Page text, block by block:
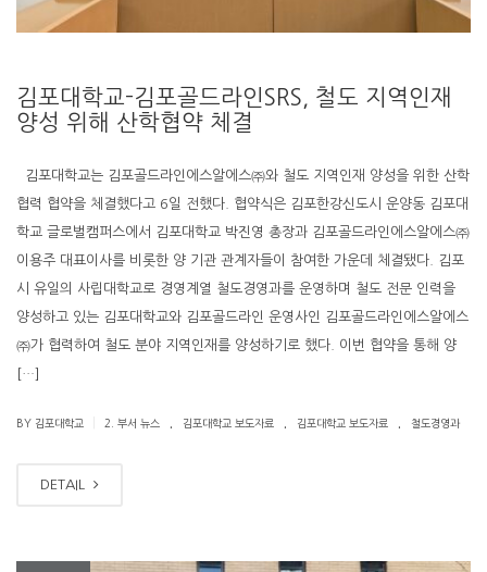
김포대학교-김포골드라인SRS, 철도 지역인재
양성 위해 산학협약 체결
김포대학교는 김포골드라인에스알에스㈜와 철도 지역인재 양성을 위한 산학
협력 협약을 체결했다고 6일 전했다. 협약식은 김포한강신도시 운양동 김포대
학교 글로벌캠퍼스에서 김포대학교 박진영 총장과 김포골드라인에스알에스㈜
이용주 대표이사를 비롯한 양 기관 관계자들이 참여한 가운데 체결됐다. 김포
시 유일의 사립대학교로 경영계열 철도경영과를 운영하며 철도 전문 인력을
양성하고 있는 김포대학교와 김포골드라인 운영사인 김포골드라인에스알에스
㈜가 협력하여 철도 분야 지역인재를 양성하기로 했다. 이번 협약을 통해 양
[…]
BY 김포대학교 2. 부서 뉴스 김포대학교 보도자료 김포대학교 보도자료 철도경영과
DETAIL